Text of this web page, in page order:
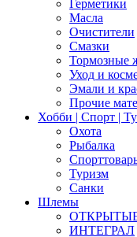
Герметики
Масла
Очистители
Смазки
Тормозные
Уход и
Эмали и
Прочие
Хобби | Cпорт |
Охота
Рыбалка
Туризм
Санки
Шлемы
ИНТЕГРАЛ